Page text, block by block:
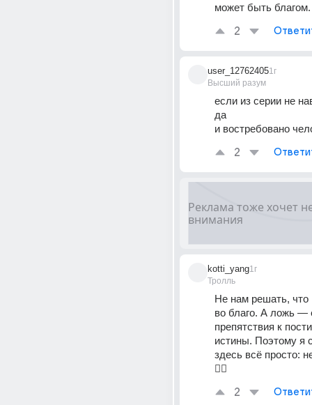
может быть благом.
2
user_12762405
Высший разум
1г
если из серии не
да
и востребовано
2
kotti_yang
Тролль
1г
Не нам решать, что
во благо. А ложь —
препятствия к
истины. Поэтому я
здесь всё просто:
💁‍♂️
2